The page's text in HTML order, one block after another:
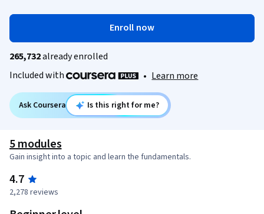
Enroll now
265,732already enrolled
Included with
• Learn more
Ask Coursera Is this right for me?
5 modules
Gain insight into a topic and learn the fundamentals.
4.7
2,278 reviews